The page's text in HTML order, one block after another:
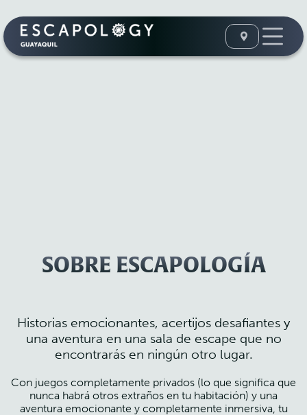
SOBRE ESCAPOLOGÍA
Historias emocionantes, acertijos desafiantes y
una aventura en una sala de escape que no
encontrarás en ningún otro lugar.
Con juegos completamente privados (lo que significa que
nunca habrá otros extraños en tu habitación) y una
aventura emocionante y completamente inmersiva, tu